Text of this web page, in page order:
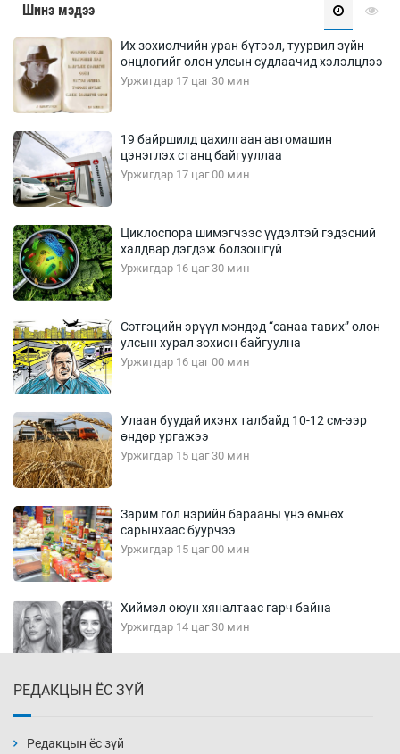
Шинэ мэдээ
Их зохиолчийн уран бүтээл, туурвил зүйн
онцлогийг олон улсын судлаачид хэлэлцлээ
Уржигдар 17 цаг 30 мин
19 байршилд цахилгаан автомашин
цэнэглэх станц байгууллаа
Уржигдар 17 цаг 00 мин
Циклоспора шимэгчээс үүдэлтэй гэдэсний
халдвар дэгдэж болзошгүй
Уржигдар 16 цаг 30 мин
Сэтгэцийн эрүүл мэндэд “санаа тавих” олон
улсын хурал зохион байгуулна
Уржигдар 16 цаг 00 мин
Улаан буудай ихэнх талбайд 10-12 см-ээр
өндөр ургажээ
Уржигдар 15 цаг 30 мин
Зарим гол нэрийн барааны үнэ өмнөх
сарынхаас буурчээ
Уржигдар 15 цаг 00 мин
Хиймэл оюун хяналтаас гарч байна
Уржигдар 14 цаг 30 мин
Уржигдар 14 цаг 00 мин
РЕДАКЦЫН ЁС ЗҮЙ
Редакцын ёс зүй